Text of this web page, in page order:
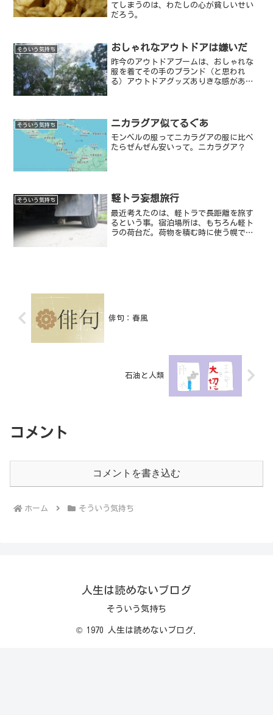
てしまうのは、わたしの心が貧しいせい
だろう。
そういう気持ち おしゃれなアウトドアは嫌いだ
昨今のアウトドアブームは、おしゃれな
服を着てその手のブランド（と思われ
る）アウトドアグッズありきな感があり
そういう気持ち ニカラグア似てるぐあ
モンベルの服ってニカラグアの服に比べ
たらぜんぜん安いって。ニカラグア？
そういう気持ち 軽トラ妄想旅行
最近考えたのは、軽トラで長距離を旅す
るという事。宿泊場所は、もちろん軽ト
ラの荷台だ。荷物を積む時に使う幌で荷
俳句：春風
石油と人類
コメント
コメントを書き込む
ホーム そういう気持ち
人生は読めないブログ
そういう気持ち
© 1970 人生は読めないブログ.